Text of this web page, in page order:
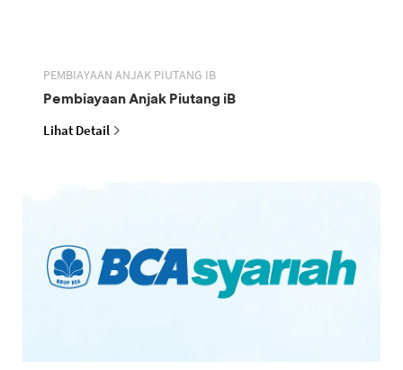
PEMBIAYAAN ANJAK PIUTANG IB
Pembiayaan Anjak Piutang iB
Lihat Detail